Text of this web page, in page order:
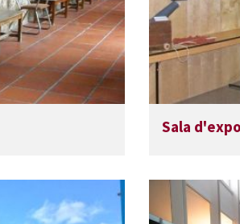
Sala